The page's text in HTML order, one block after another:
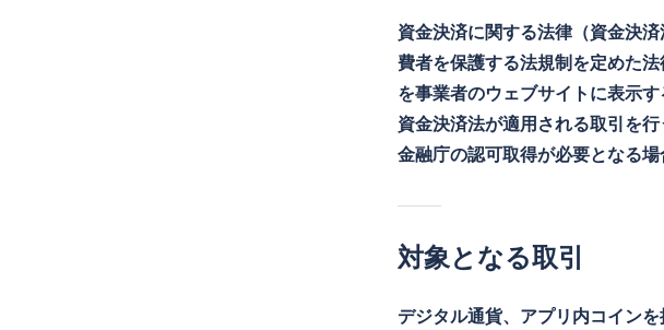
資金決済に関する法律（資金決
費者を保護する法規制を定めた
を事業者のウェブサイトに表示
資金決済法が適用される取引を
金融庁の認可取得が必要となる場
対象となる取引
デジタル通貨、アプリ内コイン